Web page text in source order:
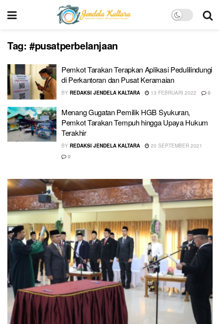
Tag: #pusatperbelanjaan
Pemkot Tarakan Terapkan Aplikasi Pedulilindungi
di Perkantoran dan Pusat Keramaian
BY REDAKSI JENDELA KALTARA 13 FEBRUARI 2022 0
Menang Gugatan Pemilik HGB Syukuran,
Pemkot Tarakan Tempuh hingga Upaya Hukum
Terakhir
BY REDAKSI JENDELA KALTARA
20 SEPTEMBER 2021
0